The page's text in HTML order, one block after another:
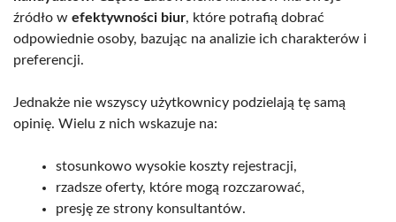
źródło w efektywności biur, które potrafią dobrać
odpowiednie osoby, bazując na analizie ich charakterów i
preferencji.
Jednakże nie wszyscy użytkownicy podzielają tę samą
opinię. Wielu z nich wskazuje na:
stosunkowo wysokie koszty rejestracji,
rzadsze oferty, które mogą rozczarować,
presję ze strony konsultantów.